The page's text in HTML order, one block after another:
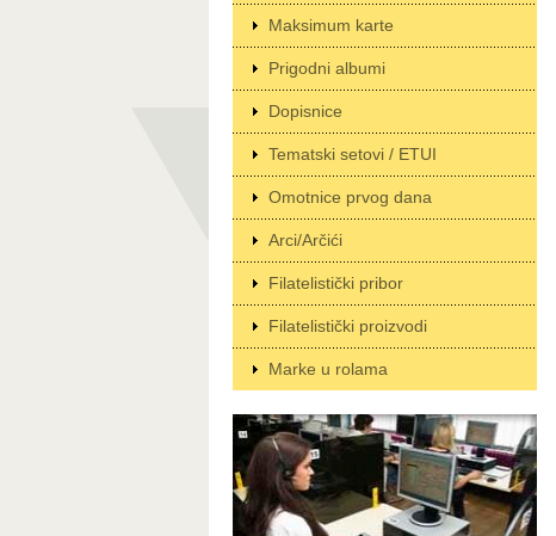
Maksimum karte
Prigodni albumi
Dopisnice
Tematski setovi / ETUI
Omotnice prvog dana
Arci/Arčići
Filatelistički pribor
Filatelistički proizvodi
Marke u rolama